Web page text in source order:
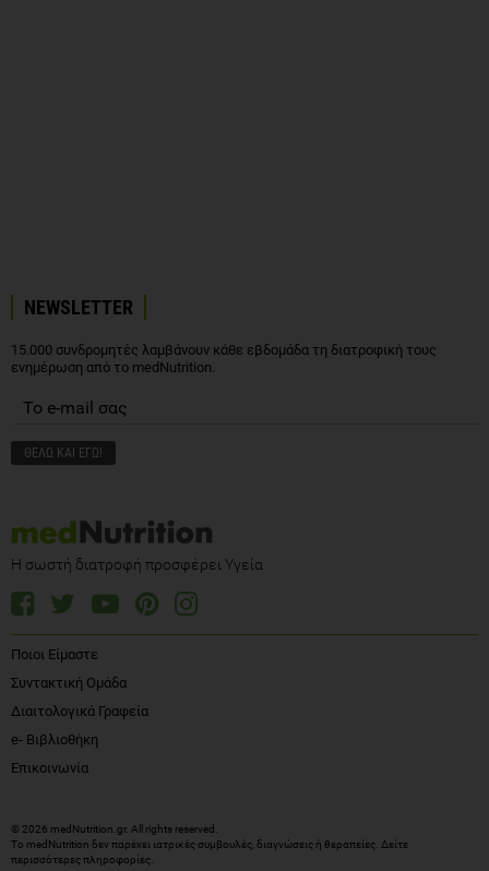
NEWSLETTER
15.000 συνδρομητές λαμβάνουν κάθε εβδομάδα τη διατροφική τους
ενημέρωση από το medNutrition.
Η σωστή διατροφή προσφέρει Υγεία
Ποιοι Είμαστε
Συντακτική Ομάδα
Διαιτολογικά Γραφεία
e- Βιβλιοθήκη
Επικοινωνία
© 2026 medNutrition.gr. All rights reserved.
Το medNutrition δεν παρέχει ιατρικές συμβουλές, διαγνώσεις ή θεραπείες. Δείτε
περισσότερες πληροφορίες